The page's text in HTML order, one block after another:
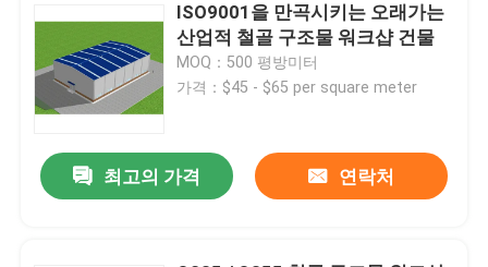
ISO9001을 만곡시키는 오래가는
산업적 철골 구조물 워크샵 건물
MOQ：500 평방미터
가격：$45 - $65 per square meter
최고의 가격 연락처